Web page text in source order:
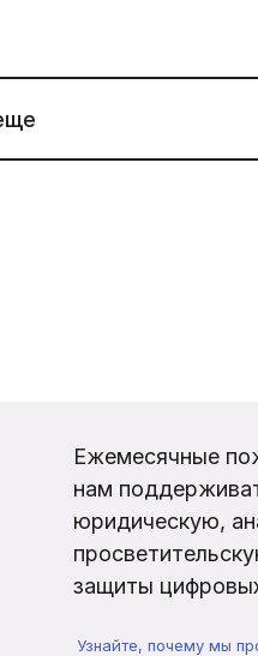
Ежемесячные
нам
юридическую,
защиты
Узнайте, почему мы